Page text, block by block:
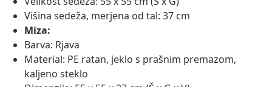
Višina sedeža, merjena od tal: 37 cm
Miza:
Barva: Rjava
Material: PE ratan, jeklo s prašnim premazom,
kaljeno steklo